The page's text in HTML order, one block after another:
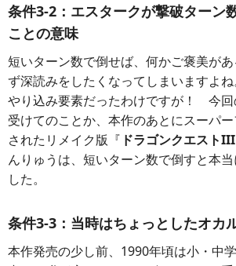
条件3-2：エスタークが撃破ターン
ことの意味
短いターン数で倒せば、何かご褒美が
ず深読みをしたくなってしまいますよ
やり込み要素だったわけですが！ 今回
受けてのことか、本作のあとにスーパ
されたリメイク版『 ドラゴンクエストIII
んりゅうは、短いターン数で倒すと本
した。
条件3-3：当時はちょっとしたオカ
本作発売の少し前、1990年頃は小・中